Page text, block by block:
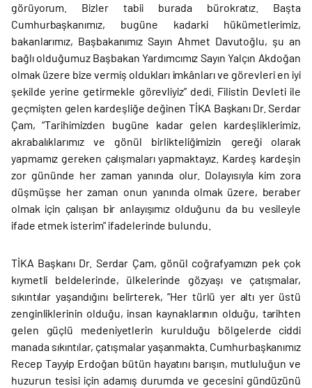
görüyorum. Bizler tabii burada bürokratız. Başta
Cumhurbaşkanımız, bugüne kadarki hükümetlerimiz,
bakanlarımız, Başbakanımız Sayın Ahmet Davutoğlu, şu an
bağlı olduğumuz Başbakan Yardımcımız Sayın Yalçın Akdoğan
olmak üzere bize vermiş oldukları imkânları ve görevleri en iyi
şekilde yerine getirmekle görevliyiz” dedi. Filistin Devleti ile
geçmişten gelen kardeşliğe değinen TİKA Başkanı Dr. Serdar
Çam, “Tarihimizden bugüne kadar gelen kardeşliklerimiz,
akrabalıklarımız ve gönül birlikteliğimizin gereği olarak
yapmamız gereken çalışmaları yapmaktayız. Kardeş kardeşin
zor gününde her zaman yanında olur. Dolayısıyla kim zora
düşmüşse her zaman onun yanında olmak üzere, beraber
olmak için çalışan bir anlayışımız olduğunu da bu vesileyle
ifade etmek isterim" ifadelerinde bulundu.
TİKA Başkanı Dr. Serdar Çam, gönül coğrafyamızın pek çok
kıymetli beldelerinde, ülkelerinde gözyaşı ve çatışmalar,
sıkıntılar yaşandığını belirterek, “Her türlü yer altı yer üstü
zenginliklerinin olduğu, insan kaynaklarının olduğu, tarihten
gelen güçlü medeniyetlerin kurulduğu bölgelerde ciddi
manada sıkıntılar, çatışmalar yaşanmakta. Cumhurbaşkanımız
Recep Tayyip Erdoğan bütün hayatını barışın, mutluluğun ve
huzurun tesisi için adamış durumda ve gecesini gündüzünü